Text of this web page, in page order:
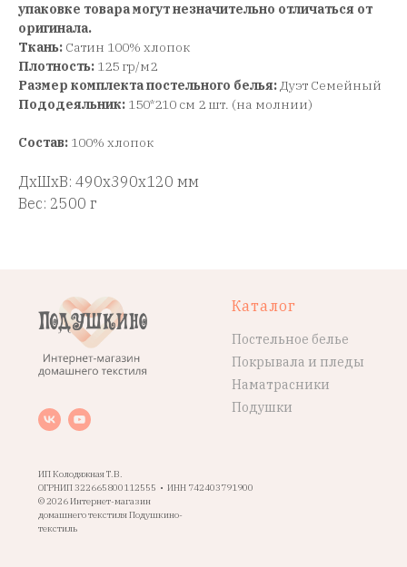
упаковке товара могут незначительно отличаться от
оригинала.
Ткань: Сатин 100% хлопок
Плотность: 125 гр/м2
Размер комплекта постельного белья:Дуэт Семейный
Пододеяльник: 150*210 см 2 шт. (на молнии)
Состав: 100% хлопок
ДxШxВ: 490x390x120 мм
Вес: 2500 г
ИП Колодяжная Т.В.
ОГРНИП 322665800112555 • ИНН 742403791900
© 2026 Интернет-магазин
домашнего текстиля Подушкино-
текстиль
Каталог
Постельное белье
Покрывала и пледы
Наматрасники
Подушки